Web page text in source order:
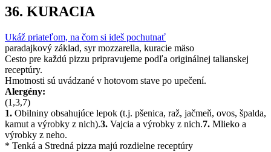
36. KURACIA
Ukáž priateľom, na čom si ideš pochutnať
paradajkový základ, syr mozzarella, kuracie mäso
Cesto pre každú pizzu pripravujeme podľa originálnej talianskej
receptúry.
Hmotnosti sú uvádzané v hotovom stave po upečení.
Alergény:
(1,3,7)
1. Obilniny obsahujúce lepok (t.j. pšenica, raž, jačmeň, ovos, špalda,
kamut a výrobky z nich).3. Vajcia a výrobky z nich.7. Mlieko a
výrobky z neho.
* Tenká a Stredná pizza majú rozdielne receptúry